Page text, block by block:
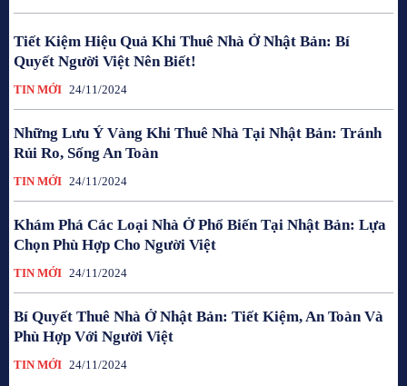
Tiết Kiệm Hiệu Quả Khi Thuê Nhà Ở Nhật Bản: Bí
Quyết Người Việt Nên Biết!
TIN MỚI 24/11/2024
Những Lưu Ý Vàng Khi Thuê Nhà Tại Nhật Bản: Tránh
Rủi Ro, Sống An Toàn
TIN MỚI 24/11/2024
Khám Phá Các Loại Nhà Ở Phổ Biến Tại Nhật Bản: Lựa
Chọn Phù Hợp Cho Người Việt
TIN MỚI 24/11/2024
Bí Quyết Thuê Nhà Ở Nhật Bản: Tiết Kiệm, An Toàn Và
Phù Hợp Với Người Việt
TIN MỚI 24/11/2024